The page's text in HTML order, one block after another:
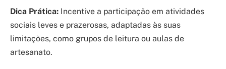
Dica Prática: Incentive a participação em atividades
sociais leves e prazerosas, adaptadas às suas
limitações, como grupos de leitura ou aulas de
artesanato.